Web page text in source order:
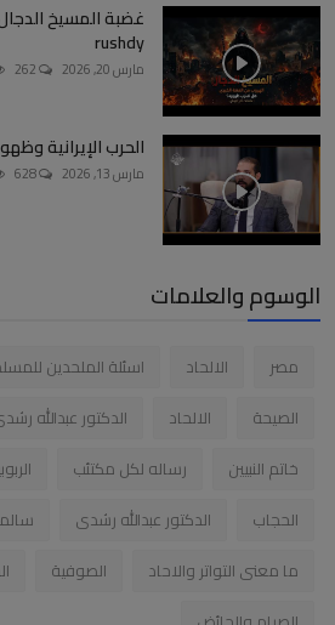
rushdy
مارس 20, 2026
الحرب الإيرانية
مارس 13, 2026
الوسوم والعلامات
مصر الالحاد اسئلة الملحدين
الصيحة
الالحاد الدكتور عبدالله
خاتم النبيين
رساله لكل مكتئب
الحجاب
الدكتور عبدالله رشدى
ما معنى التواتر والاحاد
الصوفية